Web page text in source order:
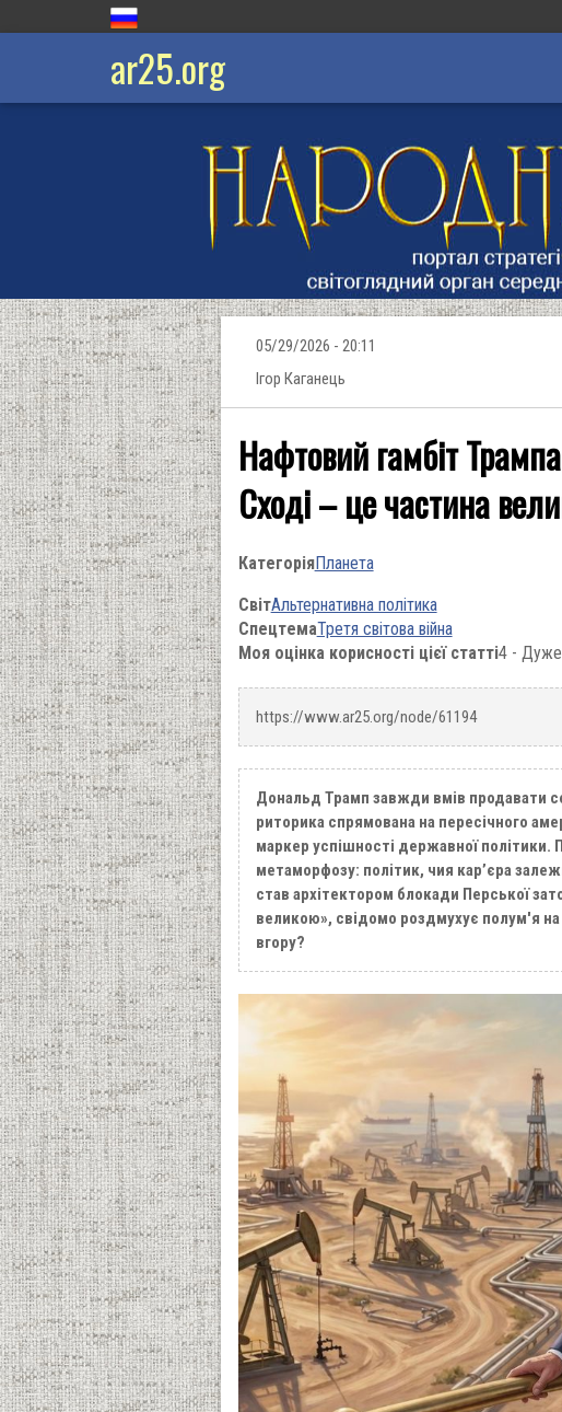
ar25.org
05/29/2026 - 20:11
Ігор Каганець
Нафтовий гамбіт
Сході – це частина
КатегоріяПланета
СвітАльтернативна політика
СпецтемаТретя світова війна
Моя оцінка корисності цієї статті4 -
https://www.ar25.org/node/61194
Дональд Трамп завжди вмів продавати
риторика спрямована на пересічного
маркер успішності державної
метаморфозу: політик, чия кар’єра
став архітектором блокади Перської
великою», свідомо роздмухує полум'я
вгору?